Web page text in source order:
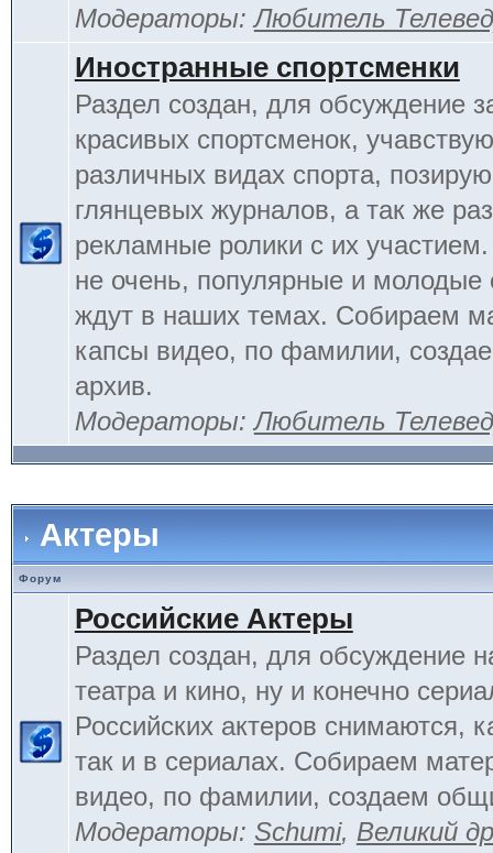
Модераторы:Любитель
Иностранные спортсменки
Раздел создан, для обсуждение
красивых спортсменок,
различных видах спорта,
глянцевых журналов, а так же
рекламные ролики с их
не очень, популярные и молодые
ждут в наших темах. Собираем
капсы видео, по фамилии,
архив.
Модераторы:Любитель
Актеры
Форум
Российские Актеры
Раздел создан, для обсуждение
театра и кино, ну и конечно
Российских актеров снимаются,
так и в сериалах. Собираем
видео, по фамилии, создаем
Модераторы: Schumi, Великий